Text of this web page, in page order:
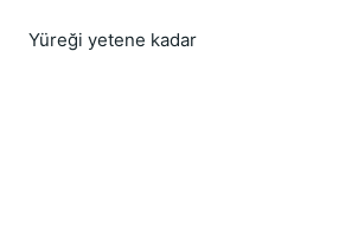
Yüreği yetene kadar